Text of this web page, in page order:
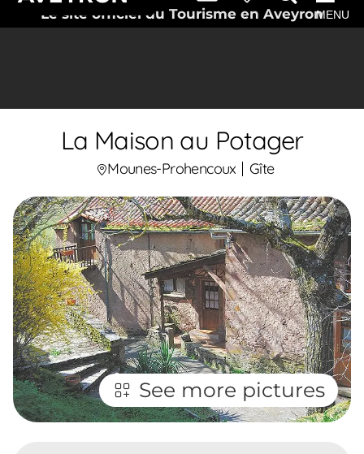
Le site officiel du Tourisme en AveyronMENU
La Maison au Potager
Mounes-Prohencoux Gîte
See more pictures